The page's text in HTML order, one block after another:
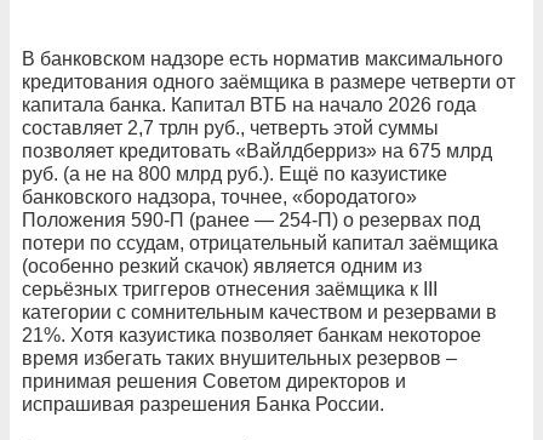
В банковском надзоре есть норматив максимального
кредитования одного заёмщика в размере четверти от
капитала банка. Капитал ВТБ на начало 2026 года
составляет 2,7 трлн руб., четверть этой суммы
позволяет кредитовать «Вайлдберриз» на 675 млрд
руб. (а не на 800 млрд руб.). Ещё по казуистике
банковского надзора, точнее, «бородатого»
Положения 590-П (ранее — 254-П) о резервах под
потери по ссудам, отрицательный капитал заёмщика
(особенно резкий скачок) является одним из
серьёзных триггеров отнесения заёмщика к III
категории с сомнительным качеством и резервами в
21%. Хотя казуистика позволяет банкам некоторое
время избегать таких внушительных резервов –
принимая решения Советом директоров и
испрашивая разрешения Банка России.